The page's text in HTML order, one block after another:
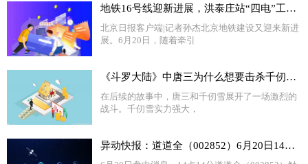
地铁16号线迎新进展，洪泰庄站“四电”工程今日开工
北京日报客户端|记者孙杰北京地铁建设又迎来新进
展。6月20日，随着牵引
《斗罗大陆》中唐三为什么想要击杀千仞雪?
在后续的故事中，唐三和千仞雪展开了一场激烈的
战斗。千仞雪实力强大，
异动快报：道道全（002852）6月20日14点14分触及跌停板_环球热讯